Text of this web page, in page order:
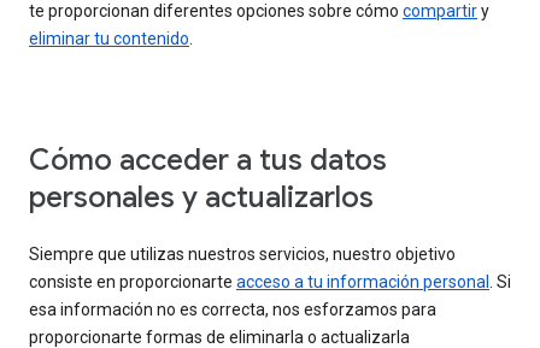
te proporcionan diferentes opciones sobre cómo compartiry
eliminar tu contenido.
Cómo acceder a tus datos
personales y actualizarlos
Siempre que utilizas nuestros servicios, nuestro objetivo
consiste en proporcionarte acceso a tu información personal. Si
esa información no es correcta, nos esforzamos para
proporcionarte formas de eliminarla o actualizarla